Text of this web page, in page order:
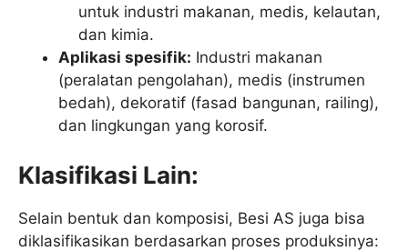
untuk industri makanan, medis, kelautan,
dan kimia.
Aplikasi spesifik: Industri makanan
(peralatan pengolahan), medis (instrumen
bedah), dekoratif (fasad bangunan, railing),
dan lingkungan yang korosif.
Klasifikasi Lain:
Selain bentuk dan komposisi, Besi AS juga bisa
diklasifikasikan berdasarkan proses produksinya: